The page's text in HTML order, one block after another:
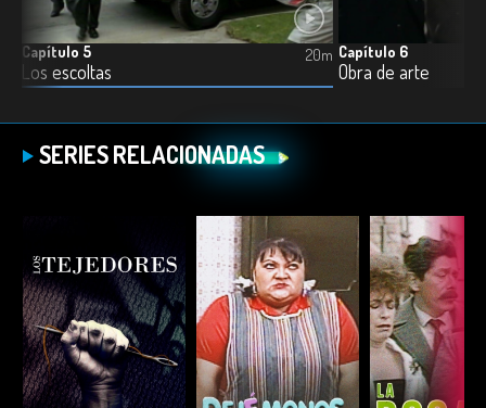
Capítulo 5
Los escoltas
20m Capítulo 6
Obra de arte
SERIES RELACIONADAS